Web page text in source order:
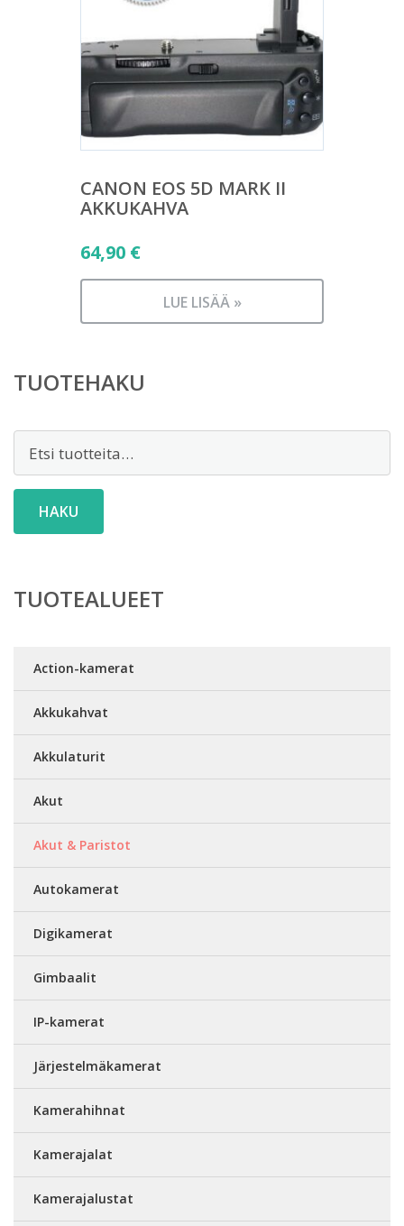
CANON EOS 5D MARK II
AKKUKAHVA
64,90 €
LUE LISÄÄ »
TUOTEHAKU
HAKU
TUOTEALUEET
Action-kamerat
Akkukahvat
Akkulaturit
Akut
Akut & Paristot
Autokamerat
Digikamerat
Gimbaalit
IP-kamerat
Järjestelmäkamerat
Kamerahihnat
Kamerajalat
Kamerajalustat